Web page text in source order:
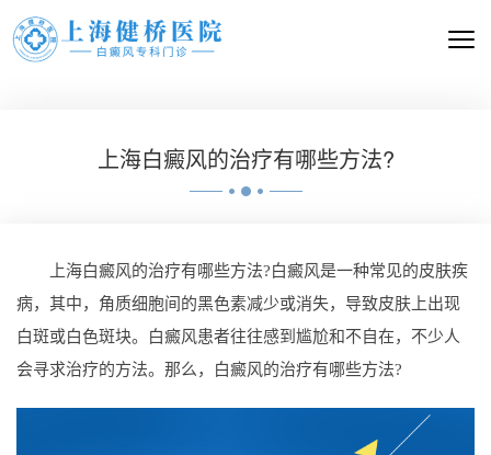
上海白癜风的治疗有哪些方法?
上海白癜风的治疗有哪些方法?白癜风是一种常见的皮肤疾
病，其中，角质细胞间的黑色素减少或消失，导致皮肤上出现
白斑或白色斑块。白癜风患者往往感到尴尬和不自在，不少人
会寻求治疗的方法。那么，白癜风的治疗有哪些方法?